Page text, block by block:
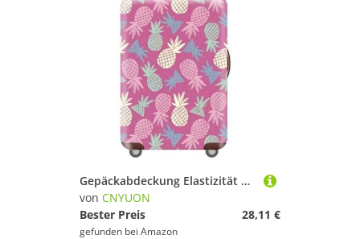
Gepäckabdeckung Elastizität Gepäckschutzhüllen Geeignet for 18-32 Zoll verdickter Trolley Koffer Staubschutz(Mix Color M,L)
von CNYUON
Bester Preis
28,11 €
gefunden bei Amazon